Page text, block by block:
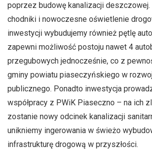
poprzez budowę kanalizacji
chodniki i nowoczesne oświetlenie
inwestycji wybudujemy również pętlę
zapewni możliwość postoju nawet 4
przegubowych jednocześnie, co z
gminy powiatu piaseczyńskiego w
publicznego. Ponadto inwestycja
współpracy z PWiK Piaseczno – na ich
zostanie nowy odcinek kanalizacji
unikniemy ingerowania w świeżo
infrastrukturę drogową w przyszłości.